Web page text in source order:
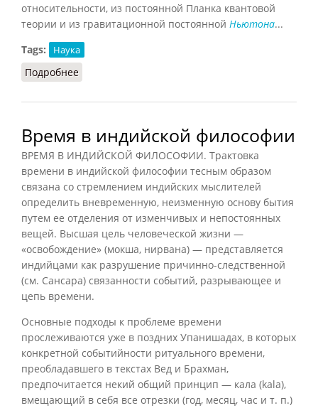
относительности, из постоянной Планка квантовой
теории и из гравитационной постоянной Ньютона...
Tags:
Наука
Подробнее
Время в индийской философии
ВРЕМЯ В ИНДИЙСКОЙ ФИЛОСОФИИ. Трактовка
времени в индийской философии тесным образом
связана со стремлением индийских мыслителей
определить вневременную, неизменную основу бытия
путем ее отделения от изменчивых и непостоянных
вещей. Высшая цель человеческой жизни —
«освобождение» (мокша, нирвана) — представляется
индийцами как разрушение причинно-следственной
(см. Сансара) связанности событий, разрывающее и
цепь времени.
Основные подходы к проблеме времени
прослеживаются уже в поздних Упанишадах, в которых
конкретной событийности ритуального времени,
преобладавшего в текстах Вед и Брахман,
предпочитается некий общий принцип — кала (kala),
вмещающий в себя все отрезки (год, месяц, час и т. п.)